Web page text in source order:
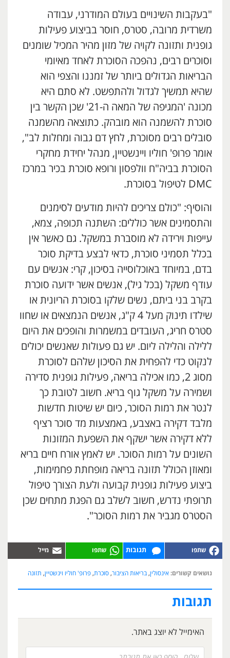
"בעקבות השינויים בעולם המודרני, עבודה
משרדית מרובה, סטרס, חוסר בביצוע פעילות
גופנית ותזונה לקויה של מזון מהיר המכיל שומנים
וסוכרים רבים, נהפכה הסוכרת לאחד מאיומי
הבריאות הגדולים ביותר של זמננו והצפי הוא
שהיא תמשיך לגדול ולהתפשט. לא סתם היא
מכונה 'המגיפה של המאה ה-21' שכן הקשר בין
סוכרת להשמנה הוא מובהק. כתוצאה מהשמנה
סובלים רבים מסוכרת, לחץ דם גבוה ומחלות לב",
אומר פרופ' חוליו ויינשטיין, מנהל יחידת מחקרי
הסוכרת בביה"ח וולפסון ורופא סוכרת בכיר במרכז
DMC לטיפול בסוכרת.
והוסיף: "כולם צריכים להיות מודעים לסימנים
והתסמינים אשר כוללים: השתנה תכופה, צמא,
עייפות וירידה לא מוסברת במשקל. גם כאשר אין
בכלל תסמיני סוכרת, כדאי לבצע בדיקת סוכר
בדם, במיוחד באוכלוסייה בסיכון, קרי: אנשים עם
עודף משקל (בכל גיל), אנשים אשר ידועה סוכרת
בקרב בני ביתם, נשים שלקו בסוכרת הריונית או
שילדו תינוק מעל 4 ק"ג, אנשים הנמצאים או שחוו
סטרס חריג, העובדים במשמרות והופכים את היום
ללילה והלילה ליום. יש גם פעולות שאנשים יכולים
לנקוט כדי להפחית את הסיכון שלהם לסוכרת
מסוג 2, כמו אכילה בריאה, פעילות גופנית סדירה
ושמירה על משקל גוף בריא. חשוב לטובת כך
לנטר את רמות הסוכר, כיום יש שיטות חדשות
מלבד דקירה באצבע, באמצעות מד סוכר רציף
ללא דקירה אשר ישקף את השפעת המזונות
השונים על רמות הסוכר. יש לאמץ אורח חיים בריא
ומאוזן הכולל תזונה בריאה מופחתת פחמימות,
ביצוע פעילות גופנית קבועה ולעת הצורך טיפול
תרופתי נדרש, חשוב לשלב גם הפגת מתחים שכן
הסטרס מגביר את רמות הסוכר".
תגובות
נושאים קשורים: אינסולין,בריאות הציבור, סוכרת, פרופ' חוליו וינשטיין, תזונה
תגובות
האימייל לא יוצג באתר.